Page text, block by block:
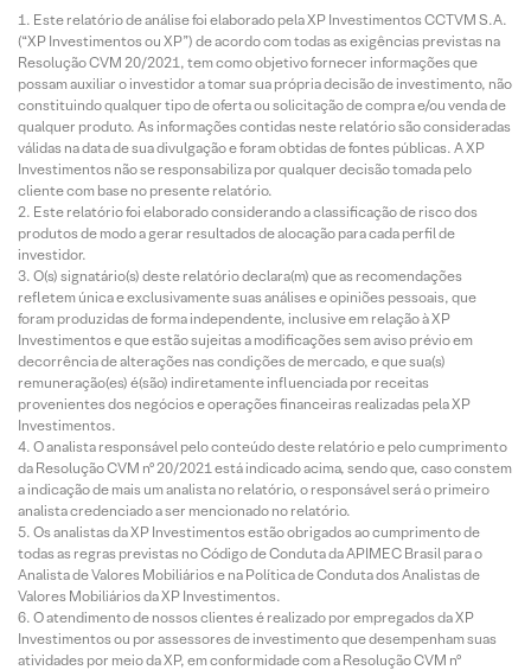
Este relatório de análise foi elaborado pela XP Investimentos CCTVM S.A.
(“XP Investimentos ou XP”) de acordo com todas as exigências previstas na
Resolução CVM 20/2021, tem como objetivo fornecer informações que
possam auxiliar o investidor a tomar sua própria decisão de investimento, não
constituindo qualquer tipo de oferta ou solicitação de compra e/ou venda de
qualquer produto. As informações contidas neste relatório são consideradas
válidas na data de sua divulgação e foram obtidas de fontes públicas. A XP
Investimentos não se responsabiliza por qualquer decisão tomada pelo
cliente com base no presente relatório.
Este relatório foi elaborado considerando a classificação de risco dos
produtos de modo a gerar resultados de alocação para cada perfil de
investidor.
O(s) signatário(s) deste relatório declara(m) que as recomendações
refletem única e exclusivamente suas análises e opiniões pessoais, que
foram produzidas de forma independente, inclusive em relação à XP
Investimentos e que estão sujeitas a modificações sem aviso prévio em
decorrência de alterações nas condições de mercado, e que sua(s)
remuneração(es) é(são) indiretamente influenciada por receitas
provenientes dos negócios e operações financeiras realizadas pela XP
Investimentos.
O analista responsável pelo conteúdo deste relatório e pelo cumprimento
da Resolução CVM nº 20/2021 está indicado acima, sendo que, caso constem
a indicação de mais um analista no relatório, o responsável será o primeiro
analista credenciado a ser mencionado no relatório.
Os analistas da XP Investimentos estão obrigados ao cumprimento de
todas as regras previstas no Código de Conduta da APIMEC Brasil para o
Analista de Valores Mobiliários e na Política de Conduta dos Analistas de
Valores Mobiliários da XP Investimentos.
O atendimento de nossos clientes é realizado por empregados da XP
Investimentos ou por assessores de investimento que desempenham suas
atividades por meio da XP, em conformidade com a Resolução CVM nº